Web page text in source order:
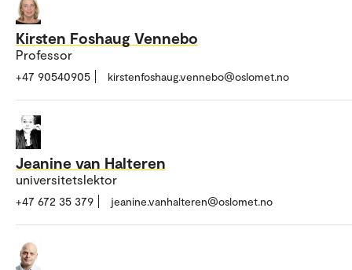
Kirsten Foshaug Vennebo
Professor
+47 90540905 kirstenfoshaug.vennebo@oslomet.no
Jeanine van Halteren
universitetslektor
+47 672 35 379 jeanine.vanhalteren@oslomet.no